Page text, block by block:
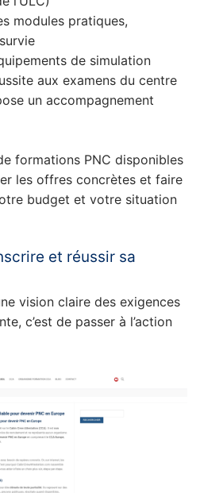
modules pratiques,
de simulation
aux examens du centre
un accompagnement
formations PNC disponibles
les offres concrètes et faire
budget et votre situation
et réussir sa
vision claire des exigences
c’est de passer à l’action